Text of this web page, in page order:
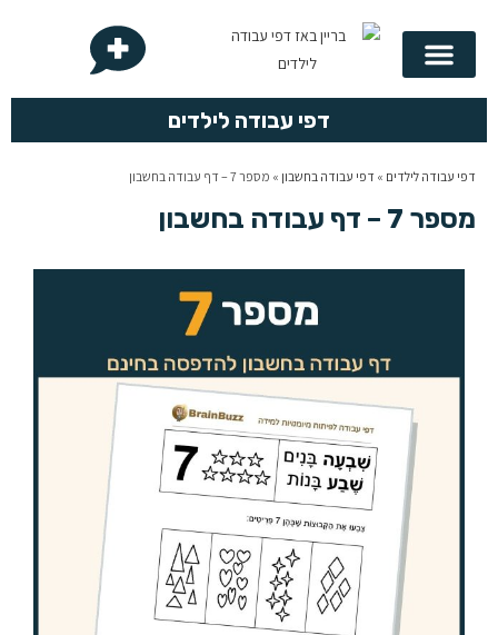
דפי עבודה לילדים
דפי עבודה לילדים » דפי עבודה בחשבון » מספר 7 – דף עבודה בחשבון
מספר 7 – דף עבודה בחשבון